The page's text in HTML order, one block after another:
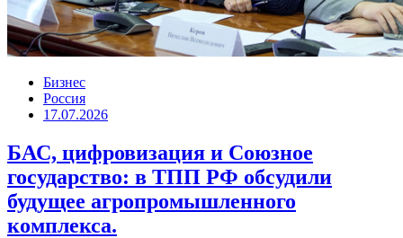
Бизнес
Россия
17.07.2026
БАС, цифровизация и Союзное
государство: в ТПП РФ обсудили
будущее агропромышленного
комплекса.